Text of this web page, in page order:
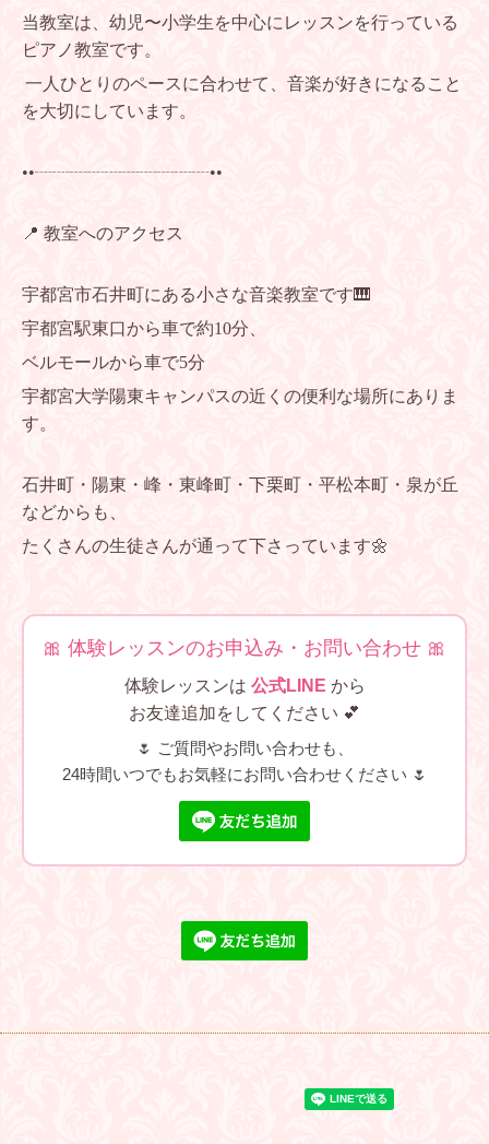
当教室は、幼児〜小学生を中心にレッスンを行っている
ピアノ教室です。
一人ひとりのペースに合わせて、音楽が好きになること
を大切にしています。
••┈┈┈┈┈┈┈┈┈┈••
📍 教室へのアクセス
宇都宮市石井町にある小さな音楽教室です🎹
宇都宮駅東口から車で約10分、
ベルモールから車で5分
宇都宮大学陽東キャンパスの近くの便利な場所にありま
す。
石井町・陽東・峰・東峰町・下栗町・平松本町・泉が丘
などからも、
たくさんの生徒さんが通って下さっています🌼
🎀 体験レッスンのお申込み・お問い合わせ 🎀
体験レッスンは 公式LINE から
お友達追加をしてください 💕
🌷 ご質問やお問い合わせも、
24時間いつでもお気軽にお問い合わせください 🌷